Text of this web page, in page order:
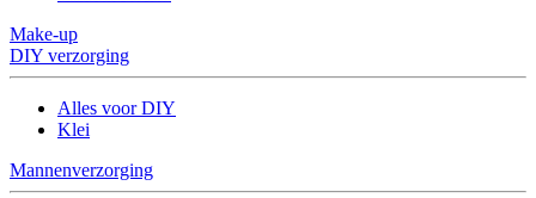
Make-up
DIY verzorging
Alles voor DIY
Klei
Mannenverzorging